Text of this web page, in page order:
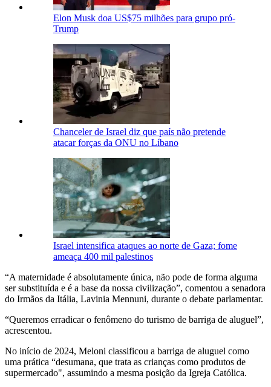
Elon Musk doa US$75 milhões para grupo pró-
Trump
Chanceler de Israel diz que país não pretende
atacar forças da ONU no Líbano
Israel intensifica ataques ao norte de Gaza; fome
ameaça 400 mil palestinos
“A maternidade é absolutamente única, não pode de forma alguma
ser substituída e é a base da nossa civilização”, comentou a senadora
do Irmãos da Itália, Lavinia Mennuni, durante o debate parlamentar.
“Queremos erradicar o fenômeno do turismo de barriga de aluguel”,
acrescentou.
No início de 2024, Meloni classificou a barriga de aluguel como
uma prática “desumana, que trata as crianças como produtos de
supermercado", assumindo a mesma posição da Igreja Católica.